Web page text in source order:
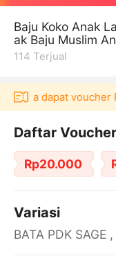
Baju Koko Anak
ak Baju Muslim
114 Terjual
dapat voucher
Daftar Voucher
Rp20.000
Variasi
BATA PDK SAGE